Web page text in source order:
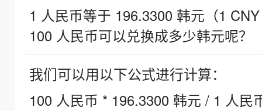
1 人民币等于 196.3300 韩元（1
100 人民币可以兑换成多少韩元呢？
我们可以用以下公式进行计算：
100 人民币 * 196.3300 韩元 / 1 人民